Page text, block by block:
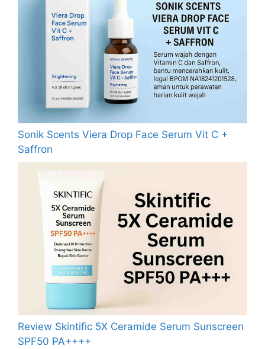
Sonik Scents Viera Drop Face Serum Vit C +
Saffron
Review Skintific 5X Ceramide Serum Sunscreen
SPF50 PA++++